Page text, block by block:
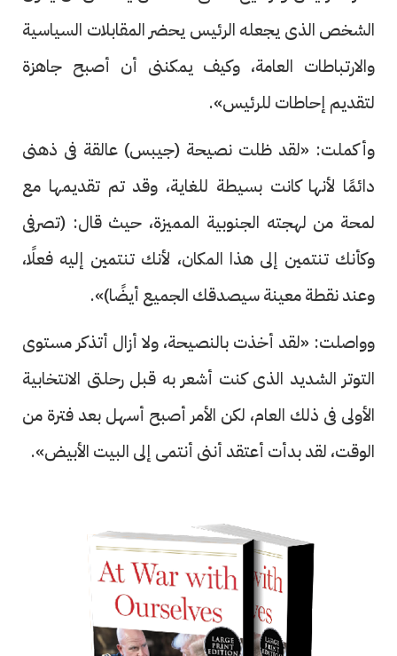
الشخص الذى يجعله الرئيس يحضر المقابلات السياسية
والارتباطات العامة، وكيف يمكننى أن أصبح جاهزة
لتقديم إحاطات للرئيس».
وأكملت: «لقد ظلت نصيحة (جيبس) عالقة فى ذهنى
دائمًا لأنها كانت بسيطة للغاية، وقد تم تقديمها مع
لمحة من لهجته الجنوبية المميزة، حيث قال: (تصرفى
وكأنك تنتمين إلى هذا المكان، لأنك تنتمين إليه فعلًا،
وعند نقطة معينة سيصدقك الجميع أيضًا)».
وواصلت: «لقد أخذت بالنصيحة، ولا أزال أتذكر مستوى
التوتر الشديد الذى كنت أشعر به قبل رحلتى الانتخابية
الأولى فى ذلك العام، لكن الأمر أصبح أسهل بعد فترة من
الوقت، لقد بدأت أعتقد أننى أنتمى إلى البيت الأبيض».